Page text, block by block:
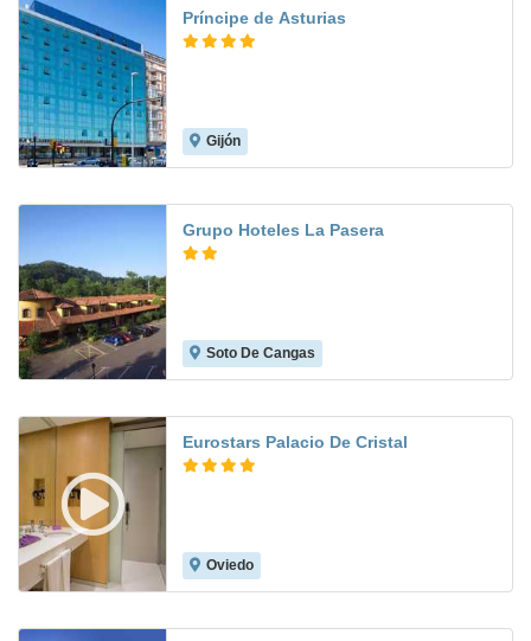
Príncipe de Asturias
Gijón
Grupo Hoteles La Pasera
Soto De Cangas
Eurostars Palacio De Cristal
Oviedo